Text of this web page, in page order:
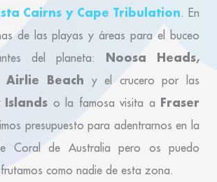
Cairns y Cape Tribulation. En
de las playas y áreas para el buceo
del planeta: Noosa Heads,
Airlie Beach y el crucero por las
Islands o la famosa visita a Fraser
presupuesto para adentrarnos en la
Coral de Australia pero os puedo
como nadie de esta zona.